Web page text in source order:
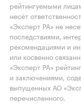
рейтингуемыми
несёт
«Эксперт РА» не
последствиями,
рекомендациями и
или косвенно
«Эксперт РА»
и заключениями,
выпущенных АО
перечисленного.